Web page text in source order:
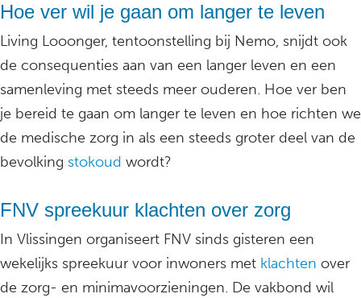
Hoe ver wil je gaan om langer te leven
Living Looonger, tentoonstelling bij Nemo, snijdt ook
de consequenties aan van een langer leven en een
samenleving met steeds meer ouderen. Hoe ver ben
je bereid te gaan om langer te leven en hoe richten we
de medische zorg in als een steeds groter deel van de
bevolking stokoud wordt?
FNV spreekuur klachten over zorg
In Vlissingen organiseert FNV sinds gisteren een
wekelijks spreekuur voor inwoners met klachten over
de zorg- en minimavoorzieningen. De vakbond wil